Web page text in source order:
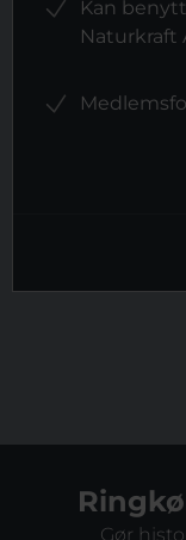
Kan
Naturkraft
Gør